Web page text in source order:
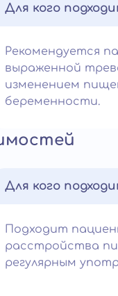
Для кого
Рекомендуется
выраженной
изменением
беременности.
Для кого
Подходит
расстройства
регулярным